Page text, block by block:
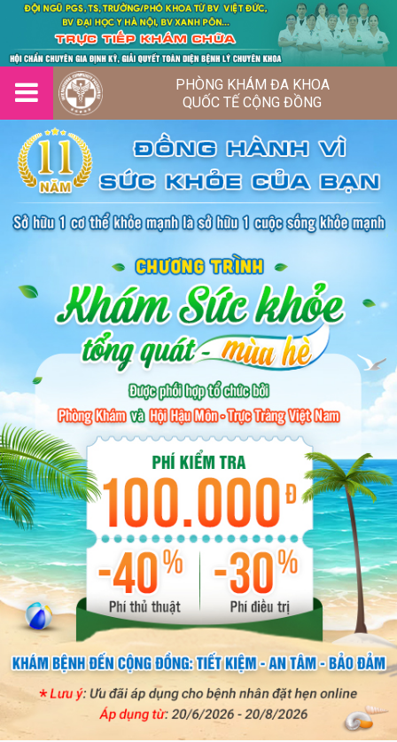
PHÒNG KHÁM ĐA KHOA
QUỐC TẾ CỘNG ĐỒNG